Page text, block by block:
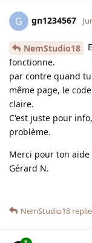
G gn1234567
NemStudio18
fonctionne.
par contre quand
même page, le
claire.
C'est juste pour
problème.
Merci pour ton aide
Gérard N.
NemStudio18